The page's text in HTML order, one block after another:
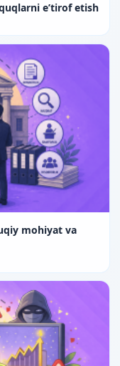
e’tirof etish
mohiyat va